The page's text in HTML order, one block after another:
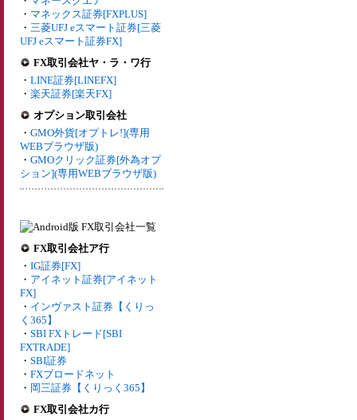
・ マネックス証券[FXPLUS]
・ 三菱UFJ eスマート証券[三菱
UFJ eスマート証券FX]
FX取引会社ヤ・ラ・ワ行
・ LINE証券[LINEFX]
・ 楽天証券[楽天FX]
オプション取引会社
・ GMO外貨[オプトレ!](専用
WEBブラウザ版)
・ GMOクリック証券[外為オプ
ション](専用WEBブラウザ版)
FX取引会社ア行
・ IG証券[FX]
・ アイネット証券[アイネット
FX]
・ インヴァスト証券【くりっ
く365】
・ SBI FXトレード[SBI
FXTRADE]
・ SBI証券
・ FXブロードネット
・ 岡三証券【くりっく365】
FX取引会社カ行